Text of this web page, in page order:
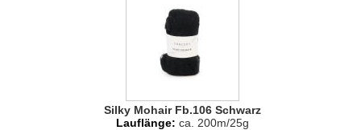
Silky Mohair Fb.106 Schwarz
Lauflänge: ca. 200m/25g